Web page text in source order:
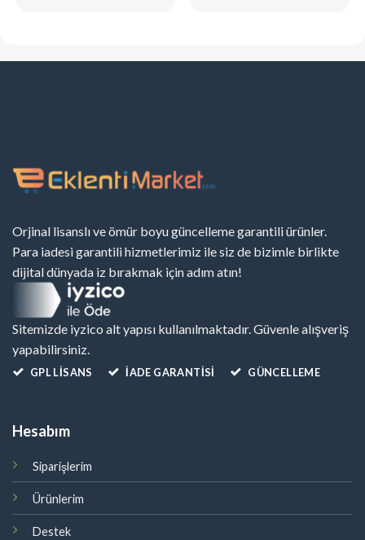
Orjinal lisanslı ve ömür boyu güncelleme garantili ürünler.
Para iadesi garantili hizmetlerimiz ile siz de bizimle birlikte
dijital dünyada iz bırakmak için adım atın!
Sitemizde iyzico alt yapısı kullanılmaktadır. Güvenle alışveriş
yapabilirsiniz.
GPL LISANS İADE GARANTİSİ GÜNCELLEME
Hesabım
Siparişlerim
Ürünlerim
Destek